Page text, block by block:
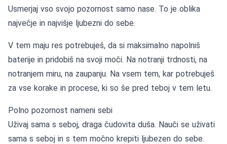
Usmerjaj vso svojo pozornost samo nase. To je oblika
največje in najvišje ljubezni do sebe.
V tem maju res potrebuješ, da si maksimalno napolniš
baterije in pridobiš na svoji moči. Na notranji trdnosti, na
notranjem miru, na zaupanju. Na vsem tem, kar potrebuješ
za vse korake in procese, ki so še pred teboj v tem letu.
Polno pozornost nameni sebi
Uživaj sama s seboj, draga čudovita duša. Nauči se uživati
sama s seboj in s tem močno krepiti ljubezen do sebe.